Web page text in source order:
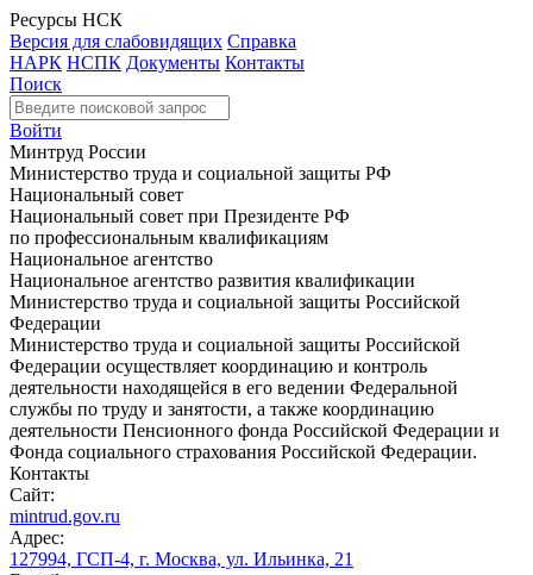
Ресурсы НСК
Версия для слабовидящих Справка
НАРК НСПК Документы Контакты
Поиск
Войти
Минтруд России
Министерство труда и социальной защиты РФ
Национальный совет
Национальный совет при Президенте РФ
по профессиональным квалификациям
Национальное агентство
Национальное агентство развития квалификации
Министерство труда и социальной защиты Российской
Федерации
Министерство труда и социальной защиты Российской
Федерации осуществляет координацию и контроль
деятельности находящейся в его ведении Федеральной
службы по труду и занятости, а также координацию
деятельности Пенсионного фонда Российской Федерации и
Фонда социального страхования Российской Федерации.
Контакты
Сайт:
mintrud.gov.ru
Адрес:
127994, ГСП-4, г. Москва, ул. Ильинка, 21